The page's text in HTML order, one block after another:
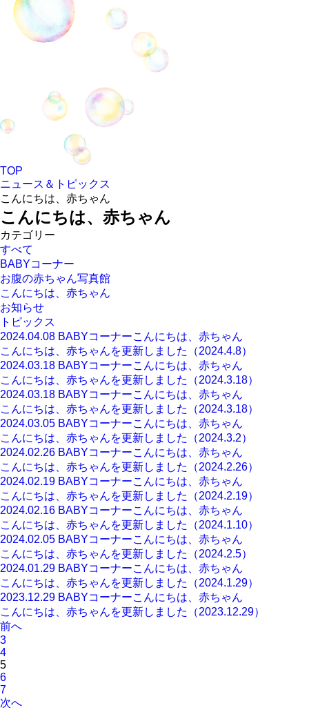
TOP
ニュース＆トピックス
こんにちは、赤ちゃん
こんにちは、赤ちゃん
カテゴリー
すべて
BABYコーナー
お腹の赤ちゃん写真館
こんにちは、赤ちゃん
お知らせ
トピックス
2024.04.08 BABYコーナーこんにちは、赤ちゃん
こんにちは、赤ちゃんを更新しました（2024.4.8）
2024.03.18 BABYコーナーこんにちは、赤ちゃん
こんにちは、赤ちゃんを更新しました（2024.3.18）
2024.03.18 BABYコーナーこんにちは、赤ちゃん
こんにちは、赤ちゃんを更新しました（2024.3.18）
2024.03.05 BABYコーナーこんにちは、赤ちゃん
こんにちは、赤ちゃんを更新しました（2024.3.2）
2024.02.26 BABYコーナーこんにちは、赤ちゃん
こんにちは、赤ちゃんを更新しました（2024.2.26）
2024.02.19 BABYコーナーこんにちは、赤ちゃん
こんにちは、赤ちゃんを更新しました（2024.2.19）
2024.02.16 BABYコーナーこんにちは、赤ちゃん
こんにちは、赤ちゃんを更新しました（2024.1.10）
2024.02.05 BABYコーナーこんにちは、赤ちゃん
こんにちは、赤ちゃんを更新しました（2024.2.5）
2024.01.29 BABYコーナーこんにちは、赤ちゃん
こんにちは、赤ちゃんを更新しました（2024.1.29）
2023.12.29 BABYコーナーこんにちは、赤ちゃん
こんにちは、赤ちゃんを更新しました（2023.12.29）
前へ
3
4
5
6
7
次へ